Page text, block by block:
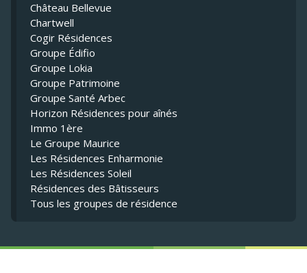
Château Bellevue
Chartwell
Cogir Résidences
Groupe Édifio
Groupe Lokia
Groupe Patrimoine
Groupe Santé Arbec
Horizon Résidences pour aînés
Immo 1ère
Le Groupe Maurice
Les Résidences Enharmonie
Les Résidences Soleil
Résidences des Bâtisseurs
Tous les groupes de résidence